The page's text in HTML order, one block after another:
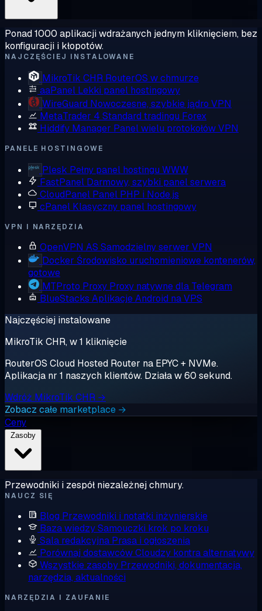
Ponad 1000 aplikacji wdrażanych jednym kliknięciem, bez
konfiguracji i kłopotów.
NAJCZĘŚCIEJ INSTALOWANE
MikroTik CHR RouterOS w chmurze
aaPanel Lekki panel hostingowy
WireGuard Nowoczesne, szybkie jądro VPN
MetaTrader 4 Standard tradingu Forex
Hiddify Manager Panel wielu protokołów VPN
PANELE HOSTINGOWE
Plesk Pełny panel hostingu WWW
FastPanel Darmowy, szybki panel serwera
CloudPanel Panel PHP i Node.js
cPanel Klasyczny panel hostingowy
VPN I NARZĘDZIA
OpenVPN AS Samodzielny serwer VPN
Docker Środowisko uruchomieniowe kontenerów,
gotowe
MTProto Proxy Proxy natywne dla Telegram
BlueStacks Aplikacje Android na VPS
Najczęściej instalowane
MikroTik CHR, w 1 kliknięcie
RouterOS Cloud Hosted Router na EPYC + NVMe.
Aplikacja nr 1 naszych klientów. Działa w 60 sekund.
Wdróż MikroTik CHR →
Zobacz całe marketplace →
Ceny
Przewodniki i zespół niezależnej chmury.
NAUCZ SIĘ
Blog Przewodniki i notatki inżynierskie
Baza wiedzySamouczki krok po kroku
Sala redakcyjna Prasa i ogłoszenia
Porównaj dostawcówCloudzy kontra alternatywy
Wszystkie zasoby Przewodniki, dokumentacja,
narzędzia, aktualności
NARZĘDZIA I ZAUFANIE